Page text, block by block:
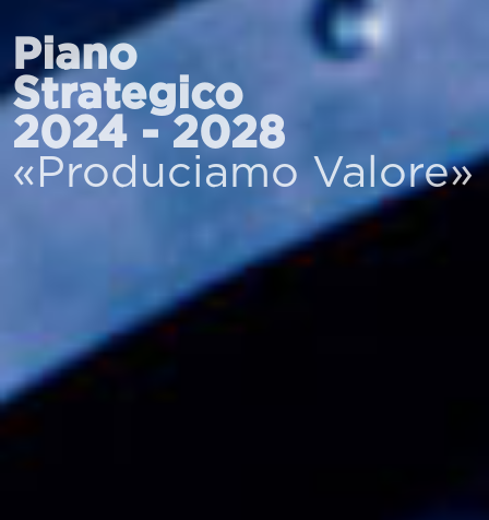
Piano
Strategico
2024 - 2028
«Produciamo Valore»